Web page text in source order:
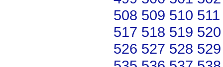
508 509 510 511
517 518 519 520
526 527 528 529